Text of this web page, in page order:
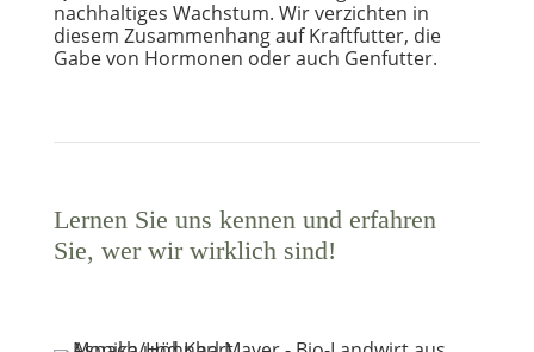
nachhaltiges Wachstum. Wir verzichten in
diesem Zusammenhang auf Kraftfutter, die
Gabe von Hormonen oder auch Genfutter.
Lernen Sie uns kennen und erfahren
Sie, wer wir wirklich sind!